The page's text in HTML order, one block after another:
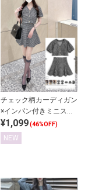
チェック柄カーディガン
×インパン付きミニスカ
ートカットツイードセッ
トアップ
¥1,099(46%OFF)
NEW